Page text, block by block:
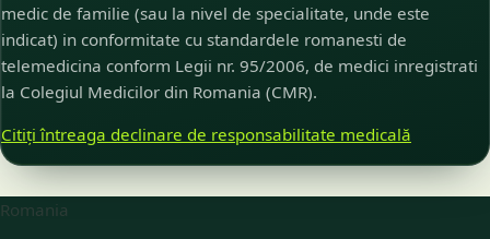
medic de familie (sau la nivel de specialitate, unde este
indicat) in conformitate cu standardele romanesti de
telemedicina conform Legii nr. 95/2006, de medici inregistrati
la Colegiul Medicilor din Romania (CMR).
Citiți întreaga declinare de responsabilitate medicală
Romania